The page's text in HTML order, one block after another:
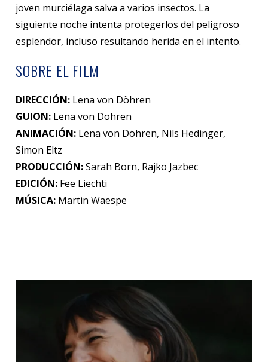
joven murciélaga salva a varios insectos. La
siguiente noche intenta protegerlos del peligroso
esplendor, incluso resultando herida en el intento.
SOBRE EL FILM
DIRECCIÓN: Lena von Döhren
GUION: Lena von Döhren
ANIMACIÓN: Lena von Döhren, Nils Hedinger,
Simon Eltz
PRODUCCIÓN:Sarah Born, Rajko Jazbec
EDICIÓN: Fee Liechti
MÚSICA: Martin Waespe